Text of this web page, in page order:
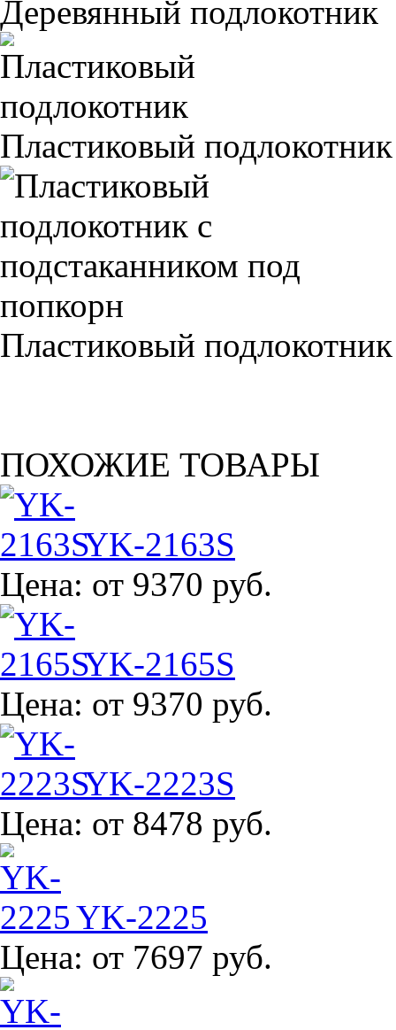
Деревянный подлокотник
Пластиковый подлокотник
Пластиковый
ПОХОЖИЕ ТОВАРЫ
YK-2163S
Цена: от 9370 руб.
YK-2165S
Цена: от 9370 руб.
YK-2223S
Цена: от 8478 руб.
YK-2225
Цена: от 7697 руб.